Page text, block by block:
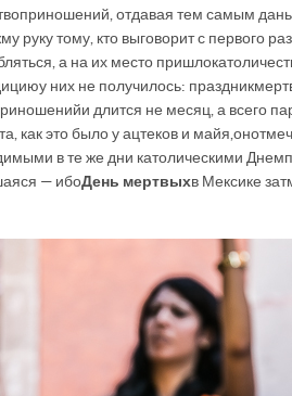
отдавая тем самым
руку тому, кто выговорит с первого
а на их место пришло
у них не получилось: праздник
и длится не месяц, а всего
это было у ацтеков и майя, он
в те же дни католическими Днем
— ибоДень мертвыхв Мексике